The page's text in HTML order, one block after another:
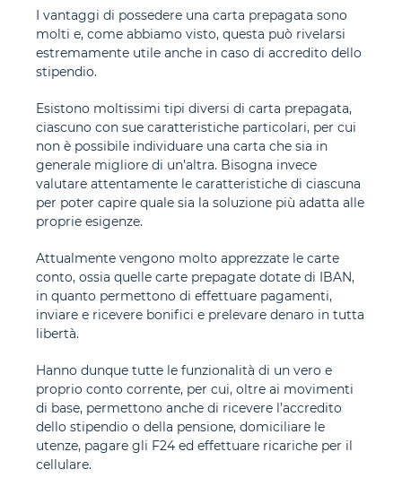
I vantaggi di possedere una carta prepagata sono
molti e, come abbiamo visto, questa può rivelarsi
estremamente utile anche in caso di accredito dello
stipendio.
Esistono moltissimi tipi diversi di carta prepagata,
ciascuno con sue caratteristiche particolari, per cui
non è possibile individuare una carta che sia in
generale migliore di un’altra. Bisogna invece
valutare attentamente le caratteristiche di ciascuna
per poter capire quale sia la soluzione più adatta alle
proprie esigenze.
Attualmente vengono molto apprezzate le carte
conto, ossia quelle carte prepagate dotate di IBAN,
in quanto permettono di effettuare pagamenti,
inviare e ricevere bonifici e prelevare denaro in tutta
libertà.
Hanno dunque tutte le funzionalità di un vero e
proprio conto corrente, per cui, oltre ai movimenti
di base, permettono anche di ricevere l’accredito
dello stipendio o della pensione, domiciliare le
utenze, pagare gli F24 ed effettuare ricariche per il
cellulare.